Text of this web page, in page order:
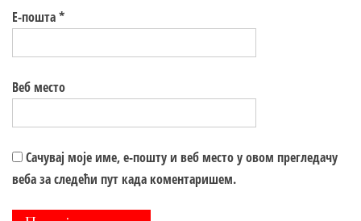
Е-пошта*
Веб место
Сачувај моје име, е-пошту и веб место у овом прегледачу
веба за следећи пут када коментаришем.